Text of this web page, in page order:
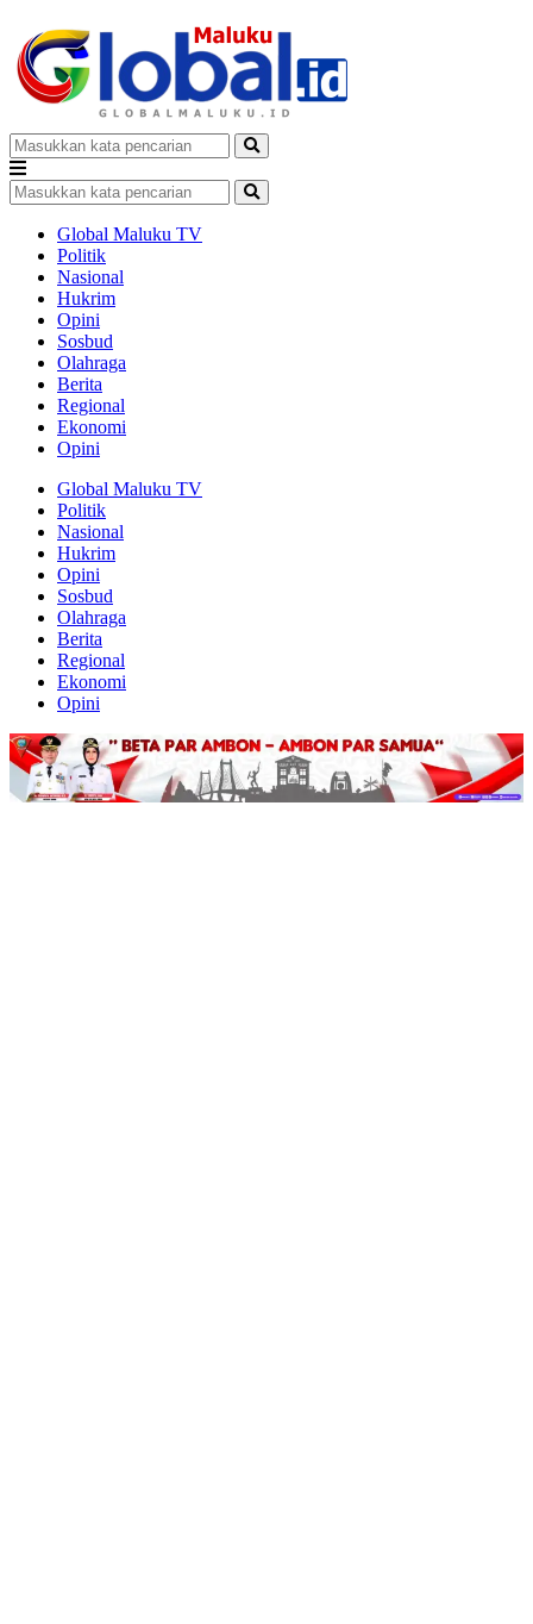
Global Maluku TV
Politik
Nasional
Hukrim
Opini
Sosbud
Olahraga
Berita
Regional
Ekonomi
Opini
Global Maluku TV
Politik
Nasional
Hukrim
Opini
Sosbud
Olahraga
Berita
Regional
Ekonomi
Opini